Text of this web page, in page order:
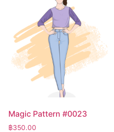
Magic Pattern #0023
฿350.00